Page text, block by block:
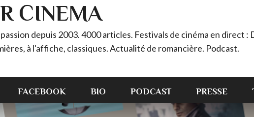
CINEMA
depuis 2003. 4000 articles. Festivals de cinéma en direct :
à l'affiche, classiques. Actualité de romancière. Podcast.
FACEBOOK BIO PODCAST PRESSE